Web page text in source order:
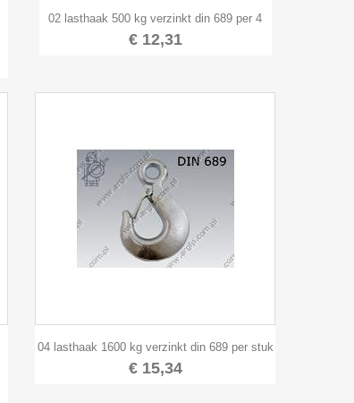
 Snel bekijken
02 lasthaak 500 kg verzinkt din 689 per 4
€ 12,31
 Snel bekijken
04 lasthaak 1600 kg verzinkt din 689 per stuk
€ 15,34